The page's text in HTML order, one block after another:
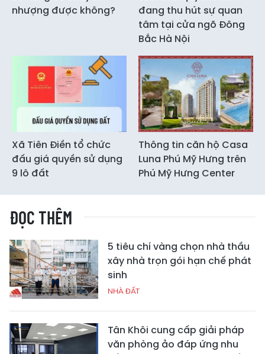
nhượng được không?
đang thu hút sự quan
tâm tại cửa ngõ Đông
Bắc Hà Nội
Xã Tiên Điền tổ chức
đấu giá quyền sử dụng
9 lô đất
Thông tin căn hộ Casa
Luna Phú Mỹ Hưng trên
Phú Mỹ Hưng Center
ĐỌC THÊM
5 tiêu chí vàng chọn nhà thầu
xây nhà trọn gói hạn chế phát
sinh
NHÀ ĐẤT
Tân Khôi cung cấp giải pháp
văn phòng ảo đáp ứng nhu